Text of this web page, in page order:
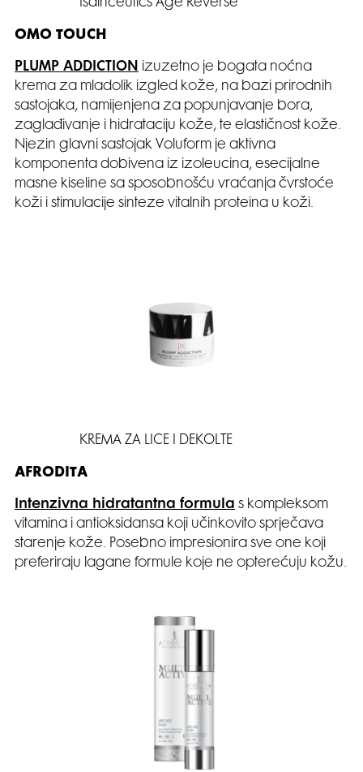
Isdinceutics Age Reverse
OMO TOUCH
PLUMP ADDICTION
izuzetno je bogata noćna
krema za mladolik izgled kože, na bazi prirodnih
sastojaka, namijenjena za popunjavanje bora,
zaglađivanje i hidrataciju kože, te elastičnost kože.
Njezin glavni sastojak Voluform je aktivna
komponenta dobivena iz izoleucina, esecijalne
masne kiseline sa sposobnošću vraćanja čvrstoće
koži i stimulacije sinteze vitalnih proteina u koži.
KREMA ZA LICE I DEKOLTE
AFRODITA
Intenzivna hidratantna formula s kompleksom
vitamina i antioksidansa koji učinkovito sprječava
starenje kože. Posebno impresionira sve one koji
preferiraju lagane formule koje ne opterećuju kožu.